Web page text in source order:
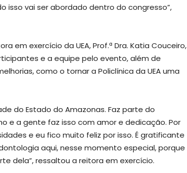
isso vai ser abordado dentro do congresso”,
em exercício da UEA, Prof.ª Dra. Katia Couceiro,
e a equipe pelo evento, além de
como o tornar a Policlínica da UEA uma
do Estado do Amazonas. Faz parte do
e a gente faz isso com amor e dedicação. Por
e eu fico muito feliz por isso. É gratificante
aqui, nesse momento especial, porque
dela”, ressaltou a reitora em exercício.